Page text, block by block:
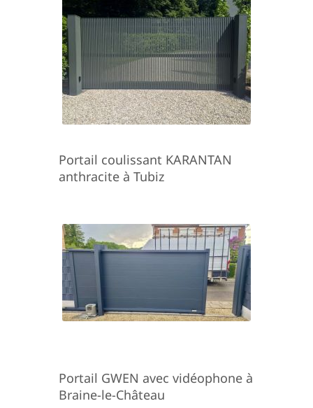
Portail coulissant KARANTAN
anthracite à Tubiz
Portail GWEN avec vidéophone à
Braine-le-Château